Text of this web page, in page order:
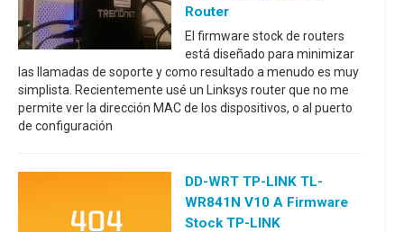
Router
El firmware stock de routers
está diseñado para minimizar
las llamadas de soporte y como resultado a menudo es muy
simplista. Recientemente usé un Linksys router que no me
permite ver la dirección MAC de los dispositivos, o al puerto
de configuración
DD-WRT TP-LINK TL-
WR841N V10 A Firmware
Stock TP-LINK